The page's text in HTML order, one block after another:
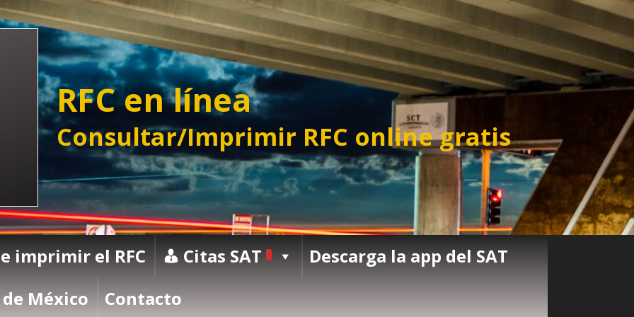
RFC en línea
Consultar/Imprimir RFC online gratis
imprimir el RFC Citas SAT
Descarga la app del SAT
de México
Contacto